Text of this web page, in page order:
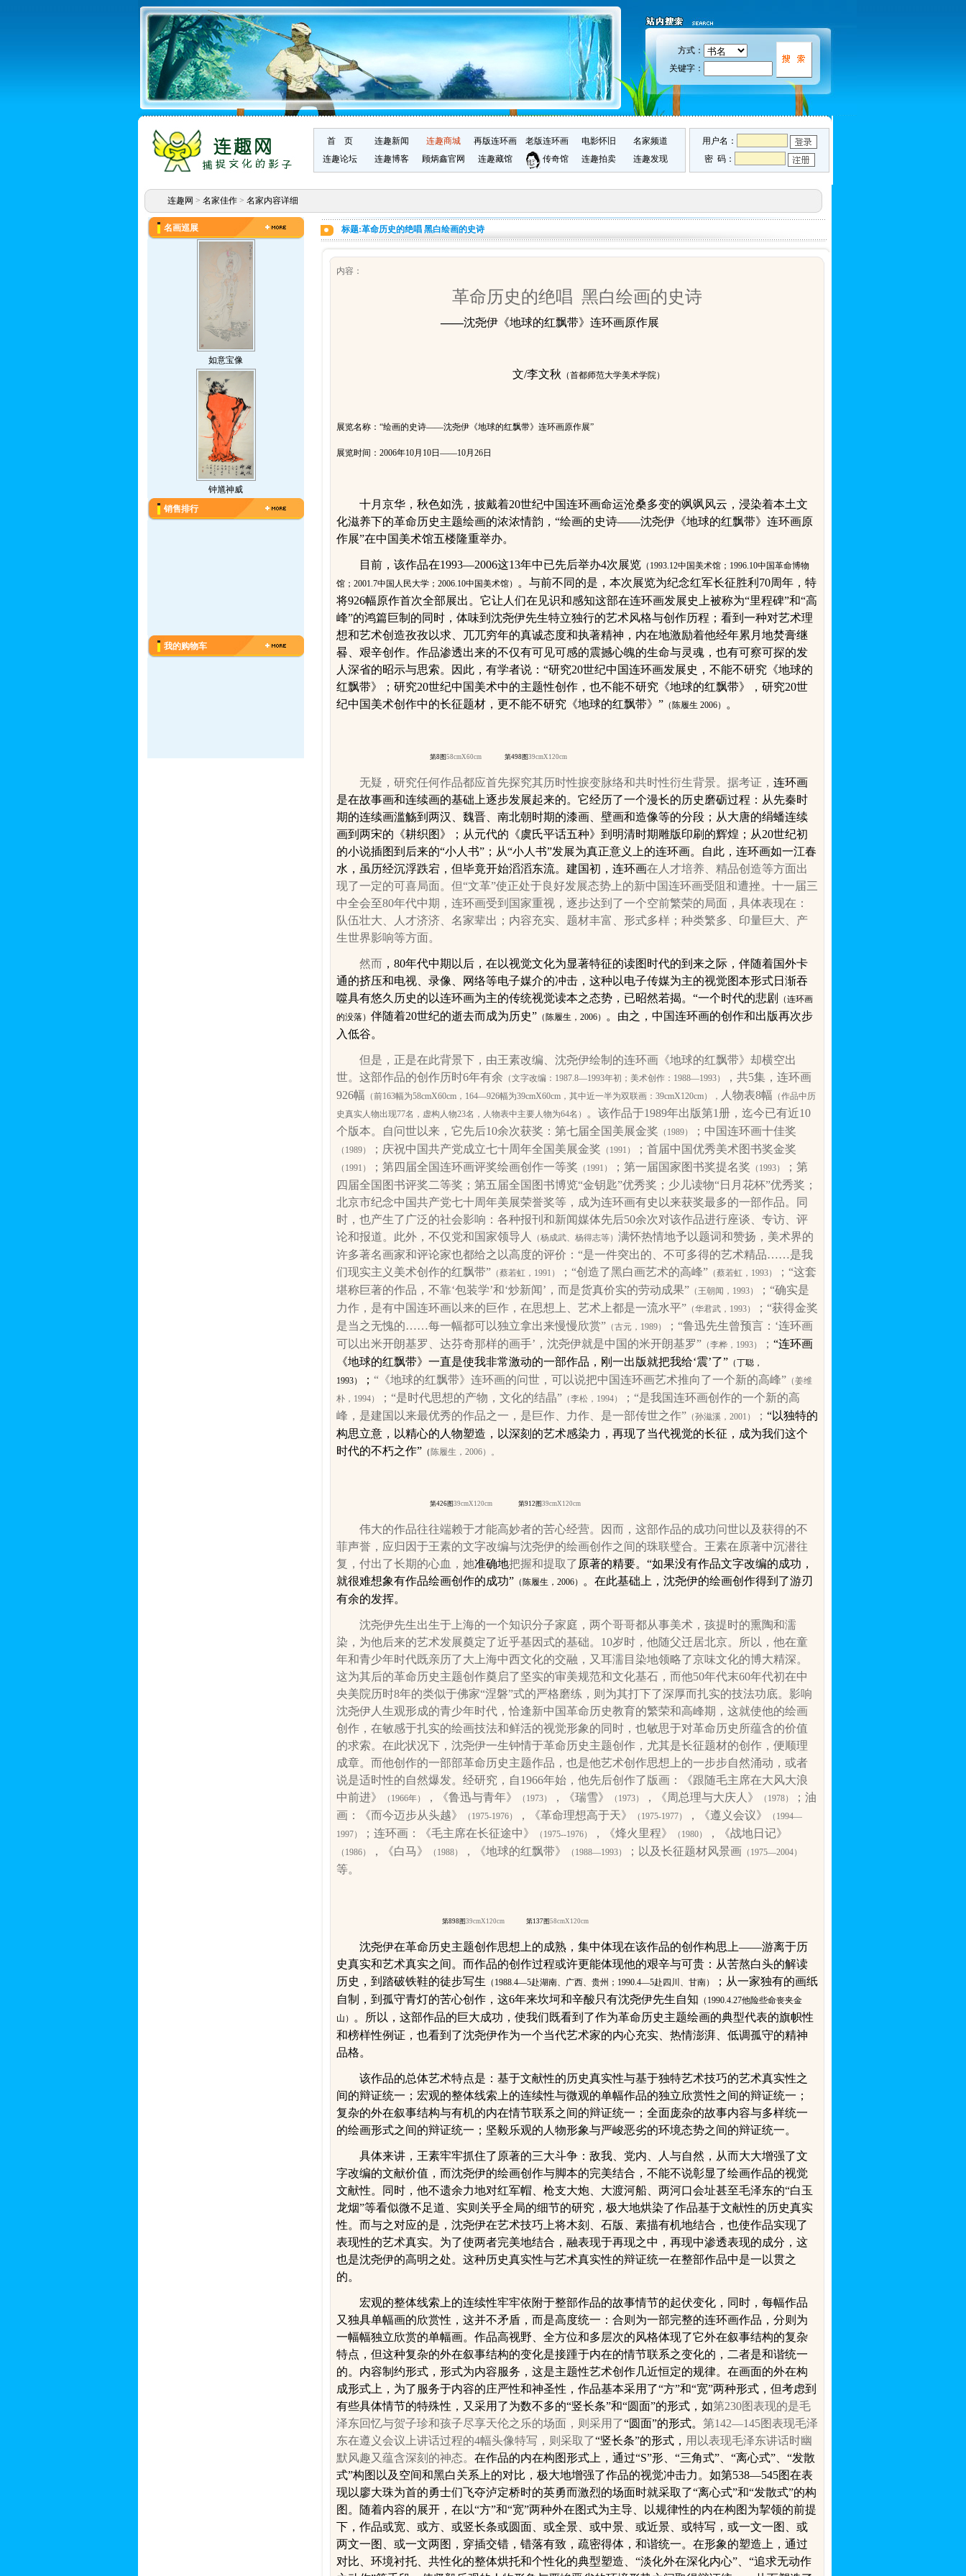
方式：
关键字：
首 页 连趣新闻 连趣商城 再版连环画 老版连环画 电影怀旧
名家频道
连趣论坛
连趣博客 顾炳鑫官网 连趣藏馆 传奇馆 连趣拍卖 连趣发现
用户名：
密 码：
连趣网 > 名家佳作> 名家内容详细
名画巡展
如意宝像
钟馗神威
销售排行
我的购物车
标题:革命历史的绝唱 黑白绘画的史诗
内容：
革命历史的绝唱 黑白绘画的史诗
——沈尧伊《地球的红飘带》连环画原作展
文/李文秋 （首都师范大学美术学院）
展览名称：“绘画的史诗——沈尧伊《地球的红飘带》连环画原作展”
展览时间： 2006年10月 10日 ——10月 26日
十月京华，秋色如洗，披戴着20世纪中国连环画命运沧桑多变的飒飒风云，浸染着本土文
化滋养下的革命历史主题绘画的浓浓情韵，“绘画的史诗——沈尧伊《地球的红飘带》连环画原
作展”在中国美术馆五楼隆重举办。
目前，该作品在1993—2006这13年中已先后举办4次展览 （ 1993.12中国美术馆； 1996.10中国革命博物
馆； 2001.7中国人民大学； 2006.10中国美术馆） 。与前不同的是，本次展览为纪念红军长征胜利 70周年，特
将926幅原作首次全部展出。它让人们在见识和感知这部在连环画发展史上被称为“里程碑”和“高
峰”的鸿篇巨制的同时，体味到 沈尧伊先生特立独行的艺术风格与创作历程；看到一种对艺术理
想和艺术创造孜孜以求、兀兀穷年的真诚态度和执著精神，内在地激励着他经年累月地焚膏继
晷、艰辛创作。作品渗透出来的不仅有可见可感的震撼心魄的生命与灵魂，也有可察可探的发
人深省的昭示与思索。因此，有学者说：“研究20世纪中国连环画发展史，不能不研究《地球的
红飘带》；研究20世纪中国美术中的主题性创作，也不能不研究《地球的红飘带》，研究20世
纪中国美术创作中的长征题材，更不能不研究《地球的红飘带》” （陈履生 2006） 。
第8 图58cmX60cm 第498 图39cmX 120cm
无疑，研究任何作品都应首先探究其历时性捩变脉络和共时性衍生背景。据考证， 连环画
是在故事画和连续画的基础上逐步发展起来的。它经历了一个漫长的历史磨砺过程：从先秦时
期的连续画滥觞到两汉、魏晋、南北朝时期的漆画、壁画和造像等的分段；从大唐的绢蟠连续
画到两宋的《耕织图》；从元代的《虞氏平话五种》到明清时期雕版印刷的辉煌；从20世纪初
的小说插图到后来的“小人书”；从“小人书”发展为真正意义上的连环画。自此，连环画如一江春
水，虽历经沉浮跌宕，但毕竟开始滔滔东流。建国初，连环画在人才培养、精品创造等方面出
现了一定的可喜局面。但“文革”使正处于良好发展态势上的新中国连环画受阻和遭挫。 十一届三
中全会至80年代中期，连环画受到国家重视，逐步达到了一个空前繁荣的局面，具体表现在：
队伍壮大、人才济济、名家辈出； 内容充实、题材丰富、形式多样； 种类繁多、印量巨大、产
生世界影响等方面。
然而 ， 80年代中期以后， 在以视觉文化为显著特征的读图时代的到来之际， 伴随着国外卡
通的挤压和电视、 录像、 网络等电子媒介的冲击，这种以电子传媒为主的视觉图本形式日渐吞
噬具有悠久历史的以连环画为主的传统视觉读本之态势，已昭然若揭。“一个时代的悲剧
（连环画
的没落） 伴随着20世纪的逝去而成为历史” （陈履生， 2006） 。 由之，中国连环画的创作和出版再次步
入低谷。
但是，正是在此背景下，由王素改编、沈尧伊绘制的连环画《地球的红飘带》却横空出
世。 这部作品的创作历时6年有余 （文字改编： 1987.8—1993年初；美术创作： 1988—1993） ，共5集，连环画
926幅 （前163幅为58cmX60cm ， 164—926幅为39cmX60cm ，其中近一半为双联画： 39cmX120cm）， 人物表8幅 （作品中历
史真实人物出现77名，虚构人物23名，人物表中主要人物为64名） 。该作品于1989年出版第1 册，迄今已有近10
个版本。自问世以来，它先后10余次获奖：第七届全国美展金奖 （ 1989） ；中国连环画十佳奖
（ 1989） ；庆祝中国共产党成立七十周年全国美展金奖 （ 1991 ） ；首届中国优秀美术图书奖金奖
（ 1991 ） ；第四届全国连环画评奖绘画创作一等奖 （ 1991 ） ；第一届国家图书奖提名奖 （ 1993）
；第
四届全国图书评奖二等奖；第五届全国图书博览“金钥匙”优秀奖；少儿读物“日月花杯”优秀奖；
北京市纪念中国共产党七十周年美展荣誉奖等，成为连环画有史以来获奖最多的一部作品。同
时，也产生了广泛的社会影响：各种报刊和新闻媒体先后50余次对该作品进行座谈、专访、评
论和报道。此外，不仅党和国家领导人
（杨成武、杨得志等） 满怀热情地予以题词和赞扬，美术界的
许多著名画家和评论家也都给之以高度的评价：“是一件突出的、不可多得的艺术精品……是我
们现实主义美术创作的红飘带” （蔡若虹， 1991 ） ；“创造了黑白画艺术的高峰” （蔡若虹， 1993）
；“这套
堪称巨著的作品，不靠‘包装学’和‘炒新闻’，而是货真价实的劳动成果” （王朝闻， 1993）
；“确实是
力作，是有中国连环画以来的巨作，在思想上、艺术上都是一流水平” （华君武， 1993）
；“获得金奖
是当之无愧的……每一幅都可以独立拿出来慢慢欣赏” （古元， 1989） ；“鲁迅先生曾预言：‘连环画
可以出米开朗基罗、达芬奇那样的画手’，沈尧伊就是中国的米开朗基罗” （李桦， 1993） ； “连环画
《地球的红飘带》一直是使我非常激动的一部作品，刚一出版就把我给‘震’了” （丁聪，
1993） ； “《地球的红飘带》连环画的问世，可以说把中国连环画艺术推向了一个新的高峰” （姜维
朴， 1994） ；“是时代思想的产物，文化的结晶” （李松， 1994）
；“是我国连环画创作的一个新的高
峰，是建国以来最优秀的作品之一，是巨作、力作、是一部传世之作” （孙滋溪， 2001 ） ； “以独特的
构思立意，以精心的人物塑造，以深刻的艺术感染力，再现了当代视觉的长征，成为我们这个
时代的不朽之作” （ 陈履生， 2006） 。
第426图39cmX 120cm 第912 图39cmX 120cm
伟大的作品往往端赖于才能高妙者的苦心经营。因而，这部作品的成功问世以及获得的不
菲声誉，应归因于王素的文字改编与沈尧伊的绘画创作之间的珠联璧合。王素在原著中沉潜往
复，付出了长期的心血，她准确地把握和提取了 原著的精要。“如果没有作品文字改编的成功，
就很难想象有作品绘画创作的成功” （陈履生， 2006） 。 在此基础上，沈尧伊的绘画创作得到了游刃
有余的发挥。
沈尧伊先生出生于上海的一个知识分子家庭，两个哥哥都从事美术，孩提时的熏陶和濡
染，为他后来的艺术发展奠定了近乎基因式的基础。 10岁时，他随父迁居北京。所以，他在童
年和青少年时代既亲历了大上海中西文化的交融，又耳濡目染地领略了京味文化的博大精深。
这为其后的革命历史主题创作奠启了坚实的审美规范和文化基石，而他50年代末60年代初在中
央美院历时8年的类似于佛家“涅磐”式的严格磨练，则为其打下了深厚而扎实的技法功底。影响
沈尧伊人生观形成的青少年时代，恰逢新中国革命历史教育的繁荣和高峰期，这就使他的绘画
创作，在敏感于扎实的绘画技法和鲜活的视觉形象的同时，也敏思于对革命历史所蕴含的价值
的求索。在此状况下，沈尧伊一生钟情于革命历史主题创作，尤其是长征题材的创作，便顺理
成章。而他创作的一部部革命历史主题作品，也是他艺术创作思想上的一步步自然涌动，或者
说是适时性的自然爆发。经研究， 自1966年始，他先后创作了版画：《跟随毛主席在大风大浪
中前进》
（ 1966年） ，《鲁迅与青年》 （ 1973） ，《瑞雪》 （ 1973） ，《周总理与大庆人》 （ 1978）
；油
画：《而今迈步从头越》
（ 1975-1976） ，《革命理想高于天》 （ 1975-1977） ，《遵义会议》 （ 1994—
1997） ；连环画：《毛主席在长征途中》 （ 1975--1976） ，《烽火里程》 （ 1980） ，《战地日记》
（ 1986） ，《白马》 （ 1988） ，《地球的红飘带》 （ 1988—1993） ；以及长征题材风景画 （ 1975—2004）
等。
第898 图39cmX 120cm 第137图58cmX 120cm
沈尧伊在革命历史主题创作思想上的成熟，集中体现在该作品的创作构思上——游离于历
史真实和艺术真实之间。而作品的创作过程或许更能体现他的艰辛与可贵：从苦熬白头的解读
历史，到踏破铁鞋的徒步写生 （ 1988.4—5赴湖南、广西、贵州； 1990.4—5赴四川、甘南）
；从一家独有的画纸
自制，到 孤守青灯的苦心创作， 这6年来坎坷和辛酸只有沈尧伊先生自知 （ 1990.4.27他险些命丧夹金
山）
。所以， 这部作品的巨大成功，使我们既看到了作为革命历史主题绘画的典型代表的旗帜性
和榜样性例证，也看到了沈尧伊作为一个当代艺术家的内心充实、热情澎湃、低调孤守的精神
品格。
该作品的总体艺术特点是：基于文献性的历史真实性与基于独特艺术技巧的艺术真实性之
间的辩证统一；宏观的整体线索上的连续性与微观的单幅作品的独立欣赏性之间的辩证统一；
复杂的外在叙事结构与有机的内在情节联系之间的辩证统一；全面庞杂的故事内容与多样统一
的绘画形式之间的辩证统一；坚毅乐观的人物形象与严峻恶劣的环境态势之间的辩证统一。
具体来讲，王素牢牢抓住了原著的三大斗争：敌我、党内、人与自然，从而大大增强了文
字改编的文献价值，而沈尧伊的绘画创作与脚本的完美结合，不能不说彰显了绘画作品的视觉
文献性。同时，他不遗余力地对红军帽、枪支大炮、大渡河船、两河口会址甚至毛泽东的“白玉
龙烟”等看似微不足道、实则关乎全局的细节的研究，极大地烘染了作品基于文献性的历史真实
性。而与之对应的是，沈尧伊在艺术技巧上将木刻、石版、素描有机地结合，也使作品实现了
表现性的艺术真实。为了使两者完美地结合，融表现于再现之中，再现中渗透表现的成分，这
也是沈尧伊的高明之处。这种历史真实性与艺术真实性的辩证统一在整部作品中是一以贯之
的。
宏观的整体线索上的连续性牢牢依附于整部作品的故事情节的起伏变化，同时，每幅作品
又独具单幅画的欣赏性，这并不矛盾，而是高度统一：合则为一部完整的连环画作品，分则为
一幅幅独立欣赏的单幅画。作品高视野、全方位和多层次的风格体现了它外在叙事结构的复杂
特点，但这种复杂的外在叙事结构的变化是接踵于内在的情节联系之变化的，二者是和谐统一
的。内容制约形式，形式为内容服务，这是主题性艺术创作几近恒定的规律。在画面的外在构
成形式上，为了服务于内容的庄严性和神圣性，作品基本采用了“方”和“宽”两种形式，但考虑到
有些具体情节的特殊性，又采用了为数不多的“竖长条”和“圆面”的形式，如第230图表现的是毛
泽东回忆与贺子珍和孩子尽享天伦之乐的场面，则采用了“圆面”的形式。 第142—145图表现毛泽
东在遵义会议上讲话过程的4幅头像特写，则采取了“竖长条”的形式， 用以表现毛泽东讲话时幽
默风趣又蕴含深刻的神态。 在作品的内在构图形式上，通过“S”形、“三角式”、“离心式”、“发散
式”构图以及空间和黑白关系上的对比，极大地增强了作品的视觉冲击力。如第538—545图在表
现以廖大珠为首的勇士们飞夺泸定桥时的英勇而激烈的场面时就采取了“离心式”和“发散式”的构
图。随着内容的展开，在以“方”和“宽”两种外在图式为主导、以规律性的内在构图为挈领的前提
下，作品或宽、或方、或竖长条或圆面、或全景、或中景、或近景、或特写，或一文一图、或
两文一图、或一文两图，穿插交错，错落有致，疏密得体，和谐统一。在形象的塑造上，通过
对比、环境衬托、共性化的整体烘托和个性化的典型塑造、“淡化外在深化内心”、“追求无动作